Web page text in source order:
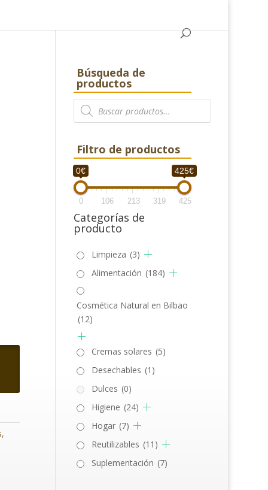
,
Búsqueda de
productos
Búsqueda
de
productos
Filtro de productos
0€ 425€
0 106 213 319 425
Categorías de
producto
Limpieza (3)
Alimentación (184)
Cosmética Natural en Bilbao
(12)
Cremas solares (5)
Desechables (1)
Dulces (0)
Higiene (24)
Hogar (7)
Reutilizables (11)
Suplementación (7)